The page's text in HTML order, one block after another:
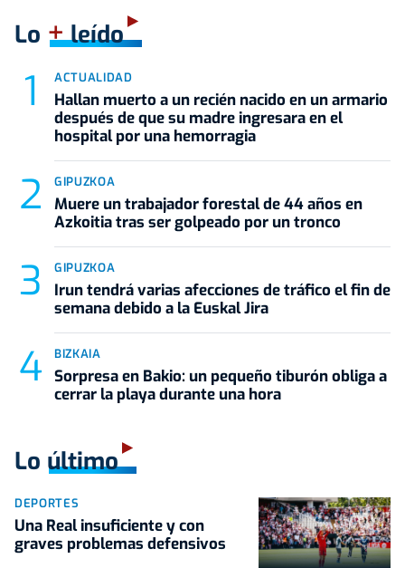
Lo +leído
ACTUALIDAD
Hallan muerto a un recién nacido en un armario
después de que su madre ingresara en el
hospital por una hemorragia
GIPUZKOA
Muere un trabajador forestal de 44 años en
Azkoitia tras ser golpeado por un tronco
GIPUZKOA
Irun tendrá varias afecciones de tráfico el fin de
semana debido a la Euskal Jira
BIZKAIA
Sorpresa en Bakio: un pequeño tiburón obliga a
cerrar la playa durante una hora
Lo último
DEPORTES
Una Real insuficiente y con
graves problemas defensivos